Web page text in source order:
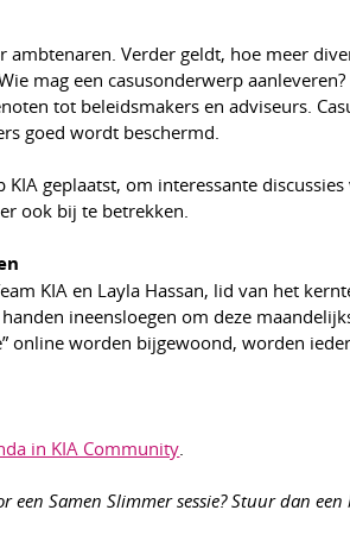
Verder geldt, hoe meer
mag een casusonderwerp
tot beleidsmakers en adviseurs.
goed wordt beschermd.
geplaatst, om interessante
ook bij te betrekken.
KIA en Layla Hassan, lid van het
ineensloegen om deze
online worden bijgewoond, worden
in KIA Community.
een Samen Slimmer sessie? Stuur dan